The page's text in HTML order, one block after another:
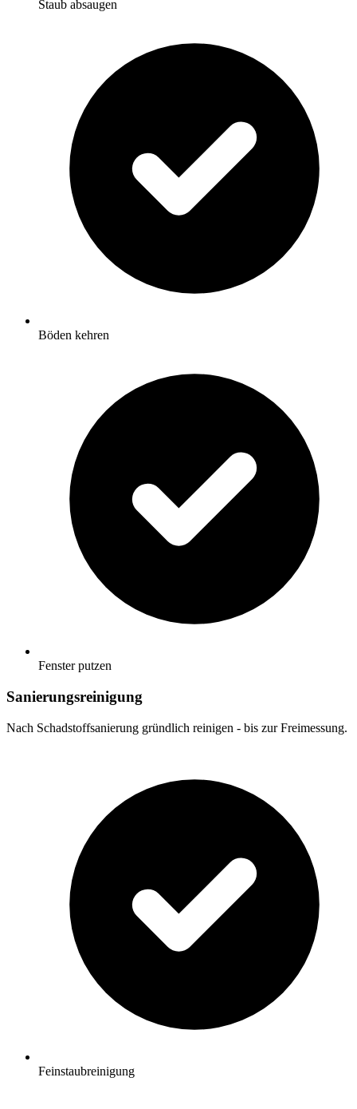
Staub absaugen
Böden kehren
Fenster putzen
Sanierungsreinigung
Nach Schadstoffsanierung gründlich reinigen - bis zur Freimessung.
Feinstaubreinigung